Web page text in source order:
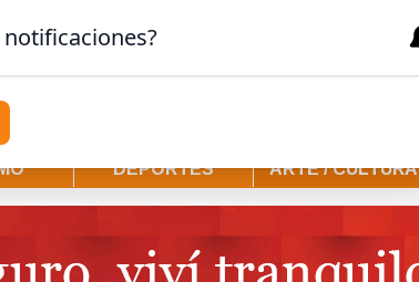
DEPORTES ARTE / CULTURA